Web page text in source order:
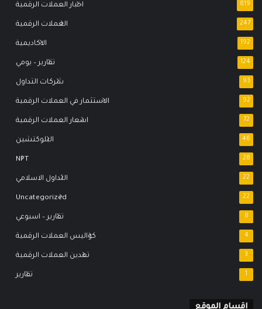
اخبار العملات الرقمية 819
العملات الرقمية 247
الاكاديمية 192
تقارير – يومي 124
شركات التداول 93
الاستثمار في العملات الرقمية 92
اسعار العملات الرقمية 72
البلوكتشين 46
NFT 28
التداول الاسلامي 22
Uncategorized 22
تقارير – اسبوعي 8
كواليس العملات الرقمية 4
تعدين العملات الرقمية 3
تقارير 1
اقسام الموقع